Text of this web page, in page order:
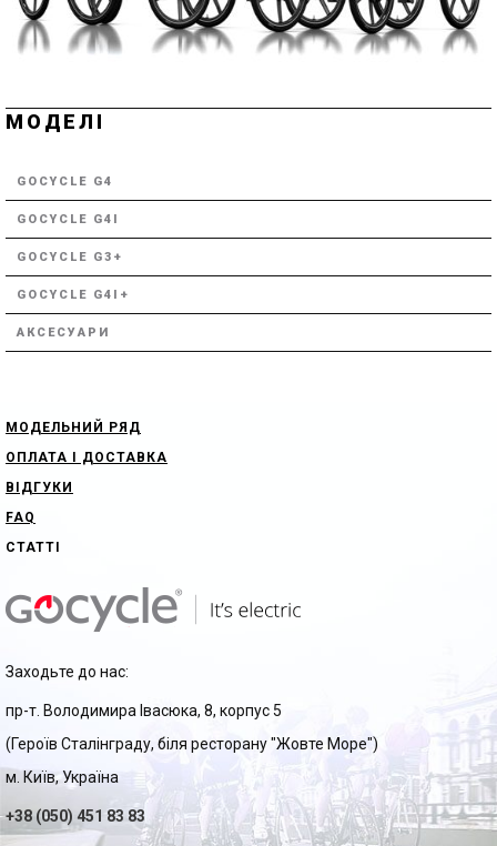
МОДЕЛІ
GOCYCLE G4
GOCYCLE G4I
GOCYCLE G3+
GOCYCLE G4I+
АКСЕСУАРИ
МОДЕЛЬНИЙ РЯД
ОПЛАТА І ДОСТАВКА
ВІДГУКИ
FAQ
СТАТТІ
Заходьте до нас:
пр-т. Володимира Івасюка, 8, корпус 5
(Героїв Сталінграду, біля ресторану "Жовте Море")
м. Київ, Україна
+38 (050) 451 83 83